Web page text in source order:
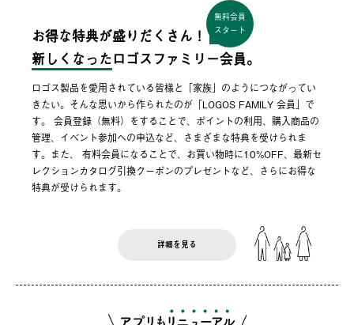
お得な特典が盛りだくさん！
無料会員
スタート
新しくなった ロゴスファミリー会員。
ロゴス製品を愛用されている皆様と「家族」のようにつながってい
きたい。そんな思いから作られたのが「LOGOS FAMILY 会員」で
す。 会員登録（無料）をすることで、ポイントの利用、購入商品の
管理、イベント参加への申込など、さまざまな特典を受けられま
す。また、 有料会員になることで、お買い物時に10%OFF、最新セ
レクションカタログ引換クーポンのプレゼントなど、さらにお得な
特典が受けられます。
詳細を見る